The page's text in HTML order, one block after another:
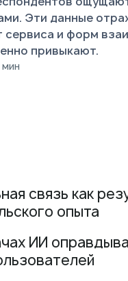
Эти данные
и форм
привыкают.
связь как
опыта
ИИ